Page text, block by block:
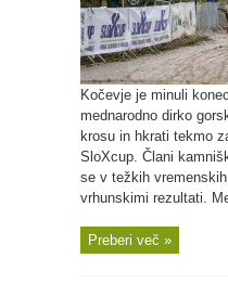
Kočevje je minuli
mednarodno dirko
krosu in hkrati tekmo
SloXcup. Člani
se v težkih
vrhunskimi rezultati.
Preberi več »